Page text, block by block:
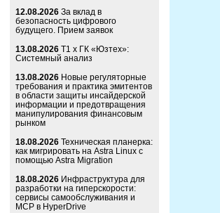
12.08.2026 За вклад в
безопасность цифрового
будущего. Прием заявок
13.08.2026 Т1 x ГК «Юзтех»:
Системный анализ
13.08.2026 Новые регуляторные
требования и практика эмитентов
в области защиты инсайдерской
информации и предотвращения
манипулирования финансовым
рынком
18.08.2026 Техническая планерка:
как мигрировать на Astra Linux с
помощью Astra Migration
18.08.2026 Инфраструктура для
разработки на гиперскорости:
сервисы самообслуживания и
MCP в HyperDrive